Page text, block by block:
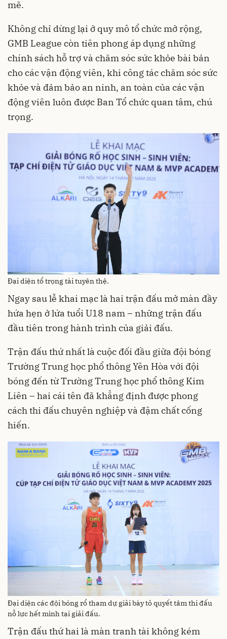
mẽ.
Không chỉ dừng lại ở quy mô tổ chức mở rộng,
GMB League còn tiên phong áp dụng những
chính sách hỗ trợ và chăm sóc sức khỏe bài bản
cho các vận động viên, khi công tác chăm sóc sức
khỏe và đảm bảo an ninh, an toàn của các vận
động viên luôn được Ban Tổ chức quan tâm, chú
trọng.
Đại diện tổ trọng tài tuyên thệ.
Ngay sau lễ khai mạc là hai trận đấu mở màn đầy
hứa hẹn ở lứa tuổi U18 nam – những trận đấu
đầu tiên trong hành trình của giải đấu.
Trận đấu thứ nhất là cuộc đối đầu giữa đội bóng
Trường Trung học phổ thông Yên Hòa với đội
bóng đến từ Trường Trung học phổ thông Kim
Liên – hai cái tên đã khẳng định được phong
cách thi đấu chuyên nghiệp và đậm chất cống
hiến.
Đại diện các đội bóng rổ tham dự giải bày tỏ quyết tâm thi đấu
nỗ lực hết mình tại giải đấu.
Trận đấu thứ hai là màn tranh tài không kém